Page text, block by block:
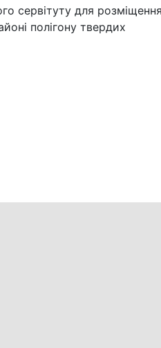
сервітуту для розміщення
полігону твердих